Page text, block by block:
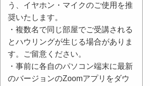
う、イヤホン・マイクのご使用を推
奨いたします。
・複数名で同じ部屋でご受講される
とハウリングが生じる場合がありま
す。ご留意ください。
・事前に各自のパソコン端末に最新
のバージョンのZoomアプリをダウ